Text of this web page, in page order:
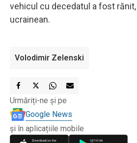
vehicul cu decedatul a fost
ucrainean.
Volodimir Zelenski
Urmăriți-ne și pe
Google News
și în aplicațiile mobile